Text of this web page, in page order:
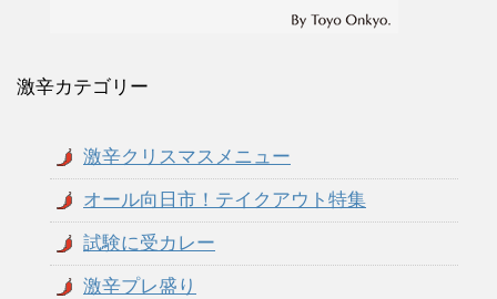
激辛カテゴリー
激辛クリスマスメニュー
オール向日市！テイクアウト特集
試験に受カレー
激辛プレ盛り